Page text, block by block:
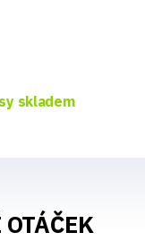
skladem